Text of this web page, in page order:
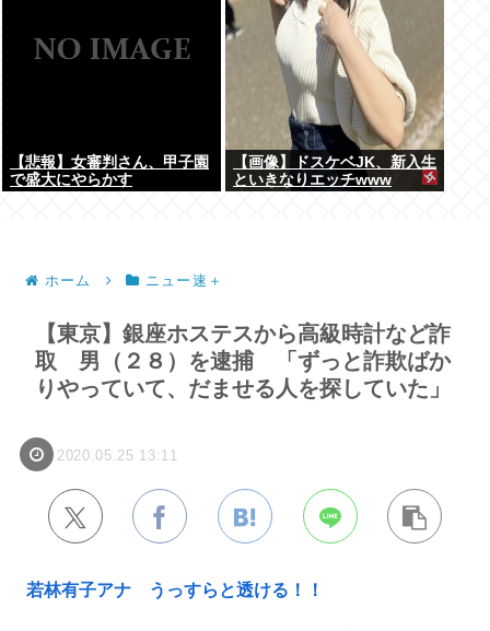
【悲報】女審判さん、甲子園
で盛大にやらかす
【画像】ドスケベJK、新入生
といきなりエッチwww
ホーム ニュー速＋
【東京】銀座ホステスから高級時計など詐
取 男（２８）を逮捕 「ずっと詐欺ばか
りやっていて、だませる人を探していた」
2020.05.25 13:11
若林有子アナ うっすらと透ける！！